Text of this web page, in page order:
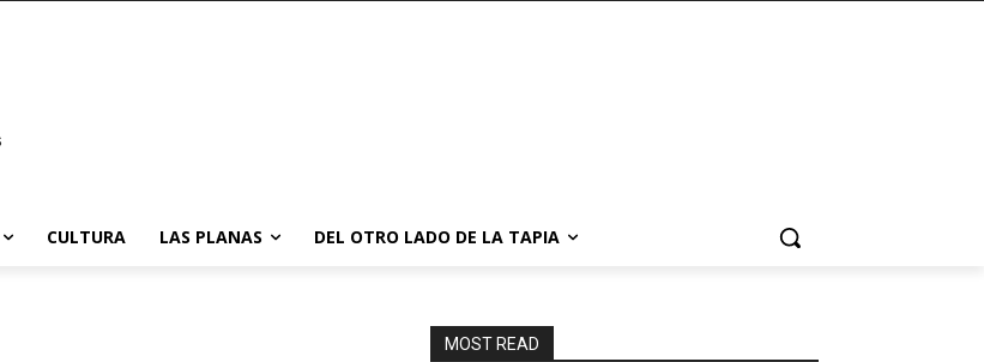
CULTURA LAS PLANAS DEL OTRO LADO DE LA TAPIA
MOST READ